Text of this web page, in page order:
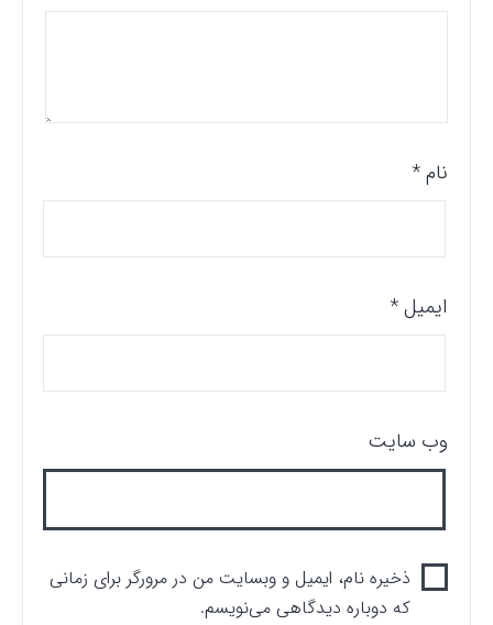
نام*
ایمیل*
وب‌ سایت
ذخیره نام، ایمیل و وبسایت من در مرورگر برای زمانی
که دوباره دیدگاهی می‌نویسم.